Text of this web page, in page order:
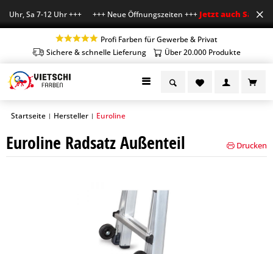
Uhr, Sa 7-12 Uhr +++ +++ Neue Öffnungszeiten +++Jetzt auch Sa
Profi Farben für Gewerbe & Privat
Sichere & schnelle Lieferung
Über 20.000 Produkte
Startseite | Hersteller | Euroline
Euroline Radsatz Außenteil Drucken